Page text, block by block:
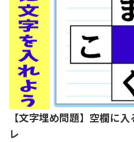
【文字埋め問題】空欄に
レ